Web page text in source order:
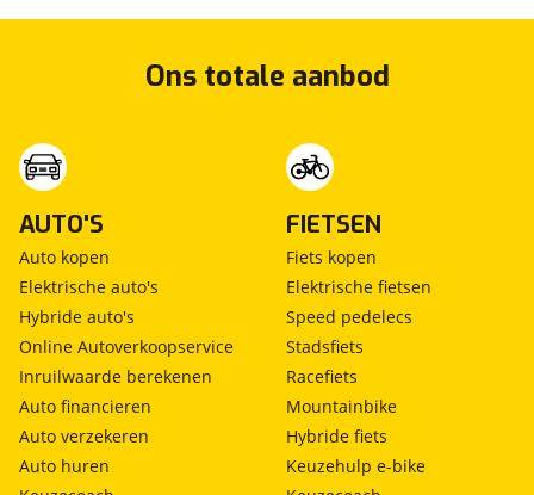
Ons totale aanbod
AUTO'S
Auto kopen
Elektrische auto's
Hybride auto's
Online Autoverkoopservice
Inruilwaarde berekenen
Auto financieren
Auto verzekeren
Auto huren
FIETSEN
Fiets kopen
Elektrische fietsen
Speed pedelecs
Stadsfiets
Racefiets
Mountainbike
Hybride fiets
Keuzehulp e-bike